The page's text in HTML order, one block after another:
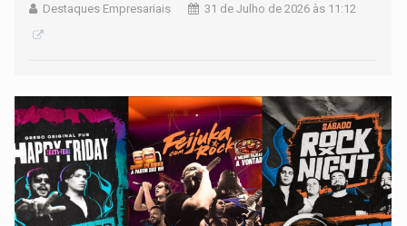
Destaques Empresariais 31 de Julho de 2026 às 11:12